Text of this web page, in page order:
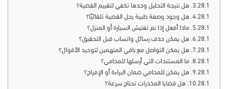
هل نتيجة التحليل وحدها تكفي لتقييم القضية؟
هل وجود وصفة طبية يحل القضية تلقائيًا؟
ماذا أفعل إذا تم تفتيش السيارة أو المنزل؟
هل يمكن حذف رسائل واتساب قبل التحقيق؟
هل يمكن التواصل مع باقي المتهمين لتوحيد الأقوال؟
ما المستندات التي أرسلها للمحامي؟
هل يمكن للمحامي ضمان البراءة أو الإفراج؟
هل قضايا المخدرات تحتاج سرعة؟